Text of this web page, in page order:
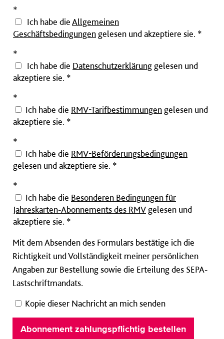
*
Ich habe dieAllgemeinen
Geschäftsbedingungen gelesen und akzeptiere sie. *
*
Ich habe die Datenschutzerklärung gelesen und
akzeptiere sie. *
*
Ich habe die RMV-Tarifbestimmungen gelesen und
akzeptiere sie. *
*
Ich habe die RMV-Beförderungsbedingungen
gelesen und akzeptiere sie. *
*
Ich habe die Besonderen Bedingungen für
Jahreskarten-Abonnements des RMV gelesen und
akzeptiere sie. *
Mit dem Absenden des Formulars bestätige ich die
Richtigkeit und Vollständigkeit meiner persönlichen
Angaben zur Bestellung sowie die Erteilung des SEPA-
Lastschriftmandats.
Kopie dieser Nachricht an mich senden